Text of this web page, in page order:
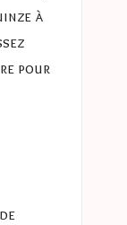
à
pour